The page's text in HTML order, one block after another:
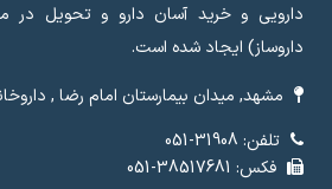
دارویی و خرید آسان دارو و تحویل
داروساز) ایجاد شده است.
مشهد, میدان بیمارستان امام رضا ,
تلفن: 31908-051
فکس: 38517681-051